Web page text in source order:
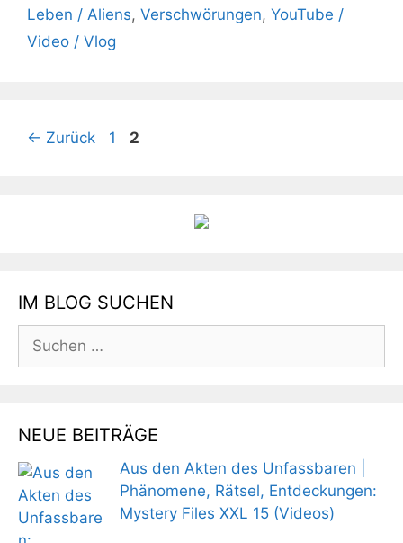
Leben / Aliens, Verschwörungen, YouTube /
Video / Vlog
← Zurück Seite
1 Seite
2
IM BLOG SUCHEN
nach:
NEUE BEITRÄGE
Aus den Akten des Unfassbaren |
Phänomene, Rätsel, Entdeckungen:
Mystery Files XXL 15 (Videos)